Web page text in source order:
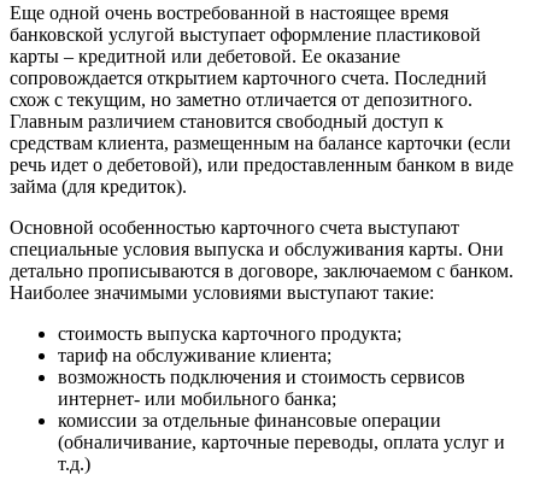
Еще одной очень востребованной в настоящее время
банковской услугой выступает оформление пластиковой
карты – кредитной или дебетовой. Ее оказание
сопровождается открытием карточного счета. Последний
схож с текущим, но заметно отличается от депозитного.
Главным различием становится свободный доступ к
средствам клиента, размещенным на балансе карточки (если
речь идет о дебетовой), или предоставленным банком в виде
займа (для кредиток).
Основной особенностью карточного счета выступают
специальные условия выпуска и обслуживания карты. Они
детально прописываются в договоре, заключаемом с банком.
Наиболее значимыми условиями выступают такие:
стоимость выпуска карточного продукта;
тариф на обслуживание клиента;
возможность подключения и стоимость сервисов
интернет- или мобильного банка;
комиссии за отдельные финансовые операции
(обналичивание, карточные переводы, оплата услуг и
т.д.)